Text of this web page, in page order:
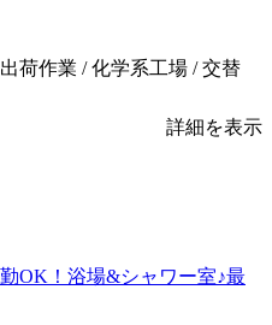
荷作業 / 化学系工場 / 交替
詳細を表示